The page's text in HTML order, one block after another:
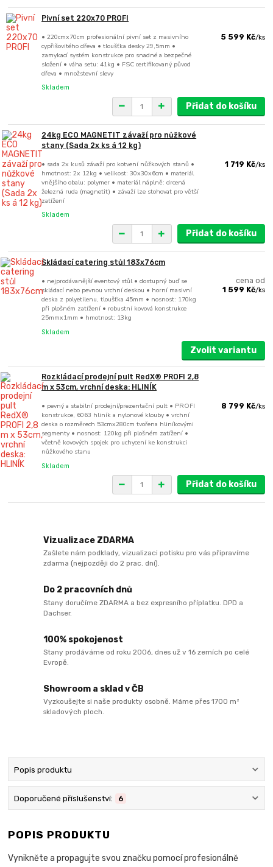
Pivní set 220x70 PROFI
• 220cmx70cm profesionální pivní set z masivního
cypřišovitého dřeva • tloušťka desky 29,5mm •
zamykací systém konstrukce pro snadné a bezpečné
složení • váha setu: 41kg • FSC certifikovaný původ
dřeva • množstevní slevy
5 599 Kč/ks
Skladem
Přidat do košíku
24kg ECO MAGNETIT závaží pro nůžkové
stany (Sada 2x ks á 12 kg)
• sada 2x kusů závaží pro kotvení nůžkových stanů •
hmotnost: 2x 12kg • velikost: 30x30x6cm • materiál
vnějšího obalu: polymer • materiál náplně: drcená
železná ruda (magnetit) • závaží lze stohovat pro větší
zatížení
1 719 Kč/ks
Skladem
Přidat do košíku
Skládací catering stůl 183x76cm
• nejprodávanější eventový stůl • dostupný buď se
skládací nebo pevnou vrchní deskou • horní masivní
deska z polyetilenu, tloušťka 45mm • nosnost: 170kg
při plošném zatížení • robustní kovová konstrukce
25mmx1mm • hmotnost: 13kg
cena od
1 599 Kč/ks
Skladem
Zvolit variantu
Rozkládací prodejní pult RedX® PROFI 2,8
m x 53cm, vrchní deska: HLINÍK
• pevný a stabilní prodejní/prezentační pult • PROFI
konstrukce, 6063 hliník a nylonové klouby • vrchní
deska o rozměrech 53cmx280cm tvořena hliníkovými
segmenty • nosnost: 120kg při plošném zatížení •
včetně kovových spojek pro uchycení ke konstrukci
nůžkového stanu
8 799 Kč/ks
Skladem
Přidat do košíku
Vizualizace ZDARMA
Zašlete nám podklady, vizualizaci potisku pro vás připravíme
zdarma (nejpozději do 2 prac. dní).
Do 2 pracovních dnů
Stany doručíme ZDARMA a bez expresního příplatku. DPD a
Dachser.
100% spokojenost
Stany prodáváme od roku 2006, dnes už v 16 zemích po celé
Evropě.
Showroom a sklad v ČB
Vyzkoušejte si naše produkty osobně. Máme přes 1700 m²
skladových ploch.
Popis produktu
Doporučené příslušenství: 6
POPIS PRODUKTU
Vynikněte a propagujte svou značku pomocí profesionálně